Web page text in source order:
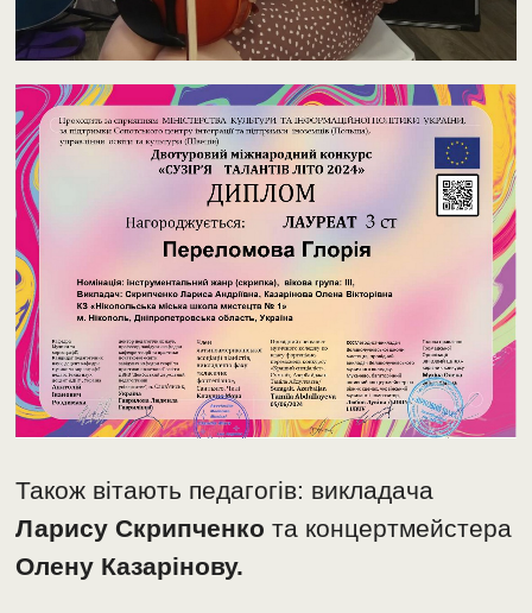
Також вітають педагогів: викладача
Ларису Скрипченко та концертмейстера
Олену Казарінову.